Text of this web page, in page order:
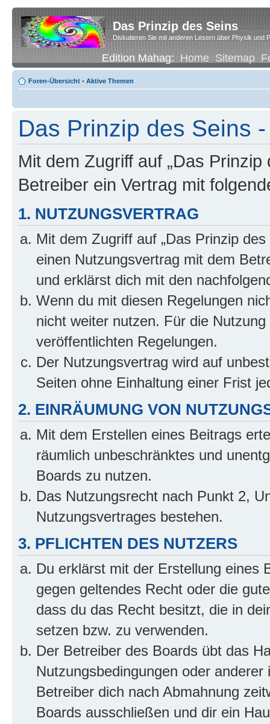
Das Prinzip des Seins
Diskutieren Sie mit anderen Lesern über Physik und
Edition Mahag:Home Sitemap
Foren-Übersicht • Aktive Themen
Das Prinzip des Seins
Mit dem Zugriff auf „Das
Betreiber ein Vertrag mit
1. NUTZUNGSVERTRAG
Mit dem Zugriff auf „Das Prinzip
einen Nutzungsvertrag mit dem
und erklärst dich mit den
Wenn du mit diesen Regelungen
nicht weiter nutzen. Für die
veröffentlichten Regelungen.
Der Nutzungsvertrag wird auf
Seiten ohne Einhaltung einer Frist
2. EINRÄUMUNG VON
Mit dem Erstellen eines Beitrags
räumlich unbeschränktes und
Boards zu nutzen.
Das Nutzungsrecht nach Punkt 2,
Nutzungsvertrages bestehen.
3. PFLICHTEN DES NUTZERS
Du erklärst mit der Erstellung eines
gegen geltendes Recht oder die
dass du das Recht besitzt, die in
setzen bzw. zu verwenden.
Der Betreiber des Boards übt das
Nutzungsbedingungen oder
Betreiber dich nach Abmahnung
Boards ausschließen und dir ein